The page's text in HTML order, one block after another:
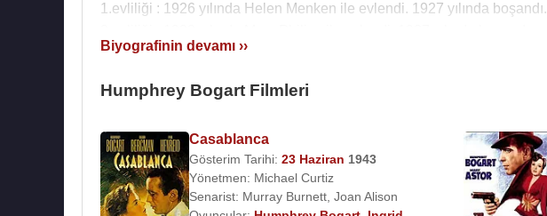
1.evliliği : 1926 yılında Helen Menken ile evlendi. 1927 yılında boşandı.
3.evliliği : 1938 yılında Mayo Methot ile evlendi. 1945 yılında boşandı.
(d.1949), Leslie Howard Bogart (d.1952) adlarında iki çocuğu vardır.
Önemli Filmleri :
1928 - The Dancing Town
1934 - Midnight
1936 - The Petrified Forest (Taşlaşmış Orman)
Biyografinin devamı ››
Humphrey Bogart Filmleri
Casablanca
Gösterim Tarihi: 23 Haziran 1943
Yönetmen: Michael Curtiz
Senarist: Murray Burnett Joan Alison